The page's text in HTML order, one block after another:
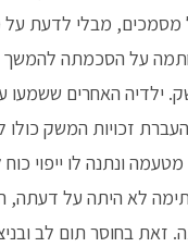
מסמכים, מבלי לדעת
על הסכמתה להמשך
ילדיה האחרים ששמעו
זכויות המשק
ונתנה לו ייפוי
לא היתה על דעתה,
זאת בחוסר תום לב